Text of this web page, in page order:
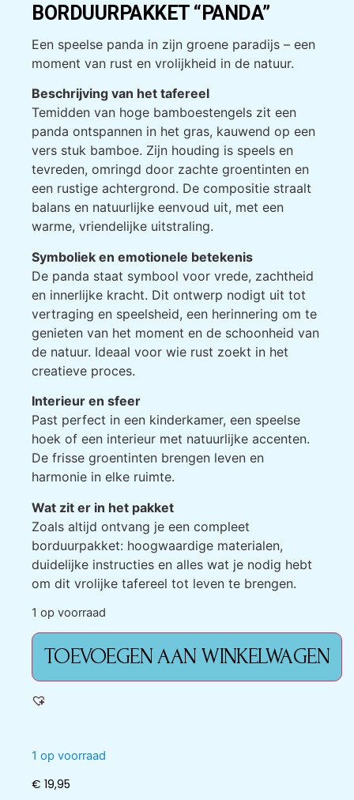
BORDUURPAKKET “PANDA”
Een speelse panda in zijn groene paradijs – een
moment van rust en vrolijkheid in de natuur.
Beschrijving van het tafereel
Temidden van hoge bamboestengels zit een
panda ontspannen in het gras, kauwend op een
vers stuk bamboe. Zijn houding is speels en
tevreden, omringd door zachte groentinten en
een rustige achtergrond. De compositie straalt
balans en natuurlijke eenvoud uit, met een
warme, vriendelijke uitstraling.
Symboliek en emotionele betekenis
De panda staat symbool voor vrede, zachtheid
en innerlijke kracht. Dit ontwerp nodigt uit tot
vertraging en speelsheid, een herinnering om te
genieten van het moment en de schoonheid van
de natuur. Ideaal voor wie rust zoekt in het
creatieve proces.
Interieur en sfeer
Past perfect in een kinderkamer, een speelse
hoek of een interieur met natuurlijke accenten.
De frisse groentinten brengen leven en
harmonie in elke ruimte.
Wat zit er in het pakket
Zoals altijd ontvang je een compleet
borduurpakket: hoogwaardige materialen,
duidelijke instructies en alles wat je nodig hebt
om dit vrolijke tafereel tot leven te brengen.
1 op voorraad
TOEVOEGEN AAN WINKELWAGEN
1 op voorraad
€ 19,95